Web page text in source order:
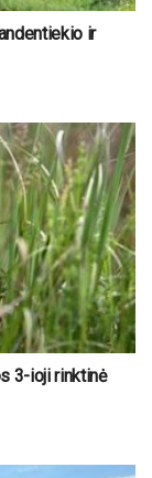
ir
3-ioji rinktinė